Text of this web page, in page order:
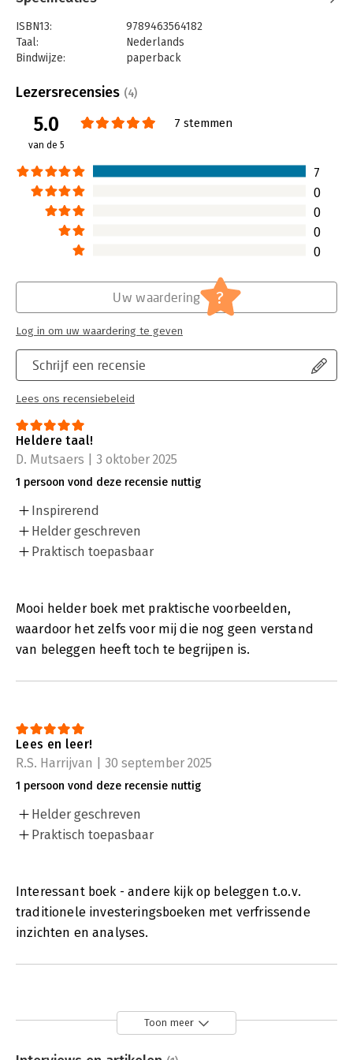
ISBN13:
9789463564182
Taal:
Nederlands
Bindwijze:
paperback
Uitgever:
Van Duuren Media
Verschijningsdatum:
30-9-2025
Hoofdrubriek:
Lezersrecensies (4)
5.0
van de 5
7 stemmen
7
0
0
0
0
Schrijf een recensie
Lees ons recensiebeleid
Uw waardering ?
Log in om uw waardering te geven
Heldere taal!
D. Mutsaers | 3 oktober 2025
1 persoon vond deze recensie nuttig
Inspirerend
Helder geschreven
Praktisch toepasbaar
Mooi helder boek met praktische voorbeelden,
waardoor het zelfs voor mij die nog geen verstand
van beleggen heeft toch te begrijpen is.
Lees en leer!
R.S. Harrijvan | 30 september 2025
1 persoon vond deze recensie nuttig
Helder geschreven
Praktisch toepasbaar
Interessant boek - andere kijk op beleggen t.o.v.
traditionele investeringsboeken met verfrissende
inzichten en analyses.
Toon meer